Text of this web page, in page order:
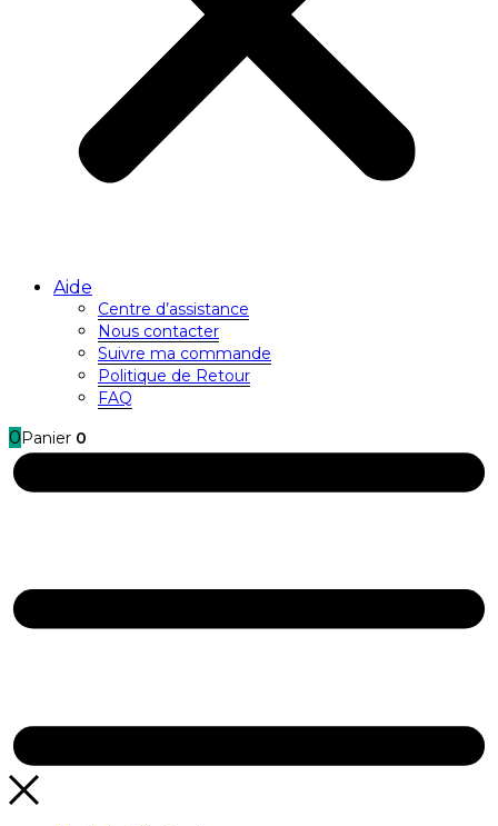
Aide
Centre d’assistance
Nous contacter
Suivre ma commande
Politique de Retour
FAQ
0 Panier 0